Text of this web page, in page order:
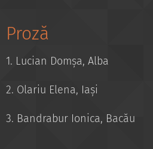
Proză
1. Lucian Domșa, Alba
2. Olariu Elena, Iași
3. Bandrabur Ionica, Bacău